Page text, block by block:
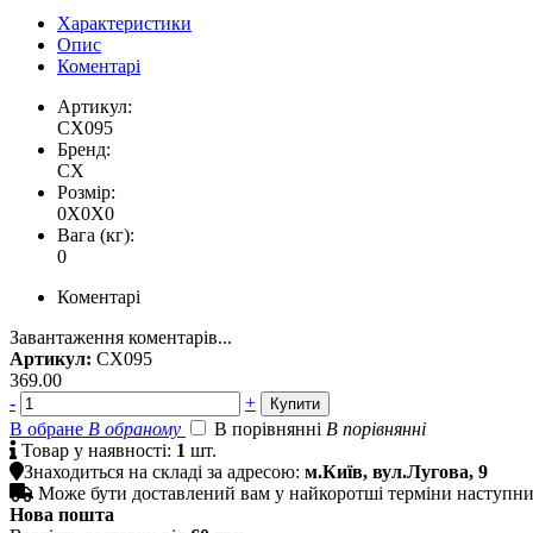
Характеристики
Опис
Коментарі
Артикул:
CX095
Бренд:
CX
Розмір:
0X0X0
Вага (кг):
0
Коментарі
Завантаження коментарів...
Артикул: CX095
369.00
-
+
В обране В обраному В порівнянні В порівнянні
 Товар у наявності: 1 шт.
Знаходиться на складі за адресою: м.Київ, вул.Лугова, 9
 Може бути доставлений вам у найкоротші терміни
Нова пошта